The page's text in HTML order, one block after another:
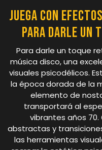
Juega con
para darle un
Para darle un toque
música disco, una
visuales psicodélicos.
la época dorada de la
elemento de
transportará al
vibrantes años
abstractas y
las herramientas